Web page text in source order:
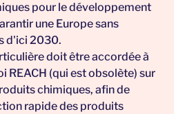
pour le développement
une Europe sans
d'ici 2030.
doit être accordée à
REACH (qui est obsolète) sur
chimiques, afin de
rapide des produits